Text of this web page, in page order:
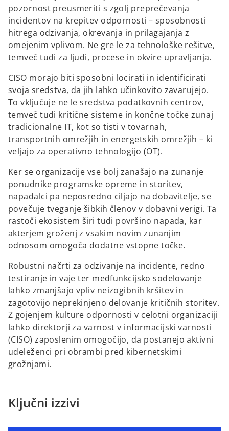
pozornost preusmeriti s zgolj preprečevanja
incidentov na krepitev odpornosti – sposobnosti
hitrega odzivanja, okrevanja in prilagajanja z
omejenim vplivom. Ne gre le za tehnološke rešitve,
temveč tudi za ljudi, procese in okvire upravljanja.
CISO morajo biti sposobni locirati in identificirati
svoja sredstva, da jih lahko učinkovito zavarujejo.
To vključuje ne le sredstva podatkovnih centrov,
temveč tudi kritične sisteme in končne točke zunaj
tradicionalne IT, kot so tisti v tovarnah,
transportnih omrežjih in energetskih omrežjih – ki
veljajo za operativno tehnologijo (OT).
Ker se organizacije vse bolj zanašajo na zunanje
ponudnike programske opreme in storitev,
napadalci pa neposredno ciljajo na dobavitelje, se
povečuje tveganje šibkih členov v dobavni verigi. Ta
rastoči ekosistem širi tudi površino napada, kar
akterjem groženj z vsakim novim zunanjim
odnosom omogoča dodatne vstopne točke.
Robustni načrti za odzivanje na incidente, redno
testiranje in vaje ter medfunkcijsko sodelovanje
lahko zmanjšajo vpliv neizogibnih kršitev in
zagotovijo neprekinjeno delovanje kritičnih storitev.
Z gojenjem kulture odpornosti v celotni organizaciji
lahko direktorji za varnost v informacijski varnosti
(CISO) zaposlenim omogočijo, da postanejo aktivni
udeleženci pri obrambi pred kibernetskimi
grožnjami.
Ključni izzivi